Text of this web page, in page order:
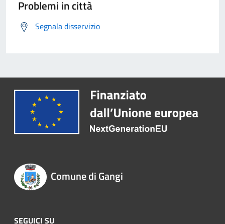
Problemi in città
Segnala disservizio
Comune di Gangi
SEGUICI SU